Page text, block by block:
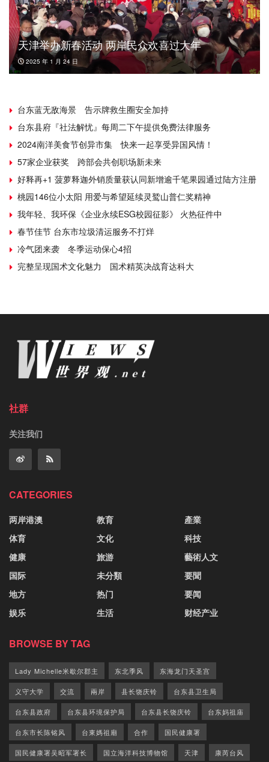
天津举办新春活动 两岸民众欢喜过大年
2025 年 1 月 24 日
台东蓝无敌海景 告示牌救生圈安全加持
台东县府『社法解忧』每周二下午提供免费法律服务
2024南洋美食节创异市集 快来一起享受异国风情！
57家企业获奖 跨部会共创职场新未来
好释再+1 菠萝释迦外销质量获认同新增逾千笔果园通过陆方注册
桃园146位小太阳 用爱与希望延续灵鹫山普仁奖精神
我年轻、我环保《企业永续ESG校园征影》 火热征件中
春节佳节 台东市垃圾清运服务不打烊
冷气团来袭 冬季运动保心4招
完整呈现国术文化魅力 国术精英决战育达科大
社群
关注我们
CATEGORIES
两岸港澳
体育
健康
国际
地方
娱乐
教育
文化
旅游
未分類
热门
生活
產業
科技
藝術人文
要聞
要闻
财经产业
BROWSE BY TAG
Lady Michelle米歇尔郡主 东北季风 东海龙门天圣宫
义守大学 交流 兩岸 县长饶庆铃 台东县卫生局
台东县政府 台东县环境保护局 台东县长饶庆铃 台东妈祖庙
台东市长陈铭风 台東媽祖廟 合作 国民健康署
国民健康署吴昭军署长 国立海洋科技博物馆 天津 康芮台风